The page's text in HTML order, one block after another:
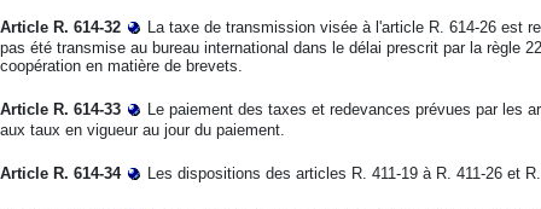
Article R. 614-32
La taxe de transmission visée à l'article R. 614-26 est
pas été transmise au bureau international dans le délai prescrit par la règle
coopération en matière de brevets.
Article R. 614-33
Le paiement des taxes et redevances prévues par les
aux taux en vigueur au jour du paiement.
Article R. 614-34 Les dispositions des articles R. 411-19 à R. 411-26 et